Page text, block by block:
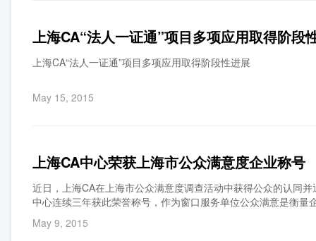
各业务条线间的一证通用，完善了法人网上身份的可信管理，
上海CA“法人一证通”项目多项应用取得阶段
上海CA“法人一证通”项目多项应用取得阶段性进展
May 15, 2015
上海CA中心荣获上海市公众满意度企业称号
近日，上海CA在上海市公众满意度调查活动中获得公众的认同
中心连续三年获此荣誉称号，作为窗口服务单位公众满意是衡量
May 9, 2015